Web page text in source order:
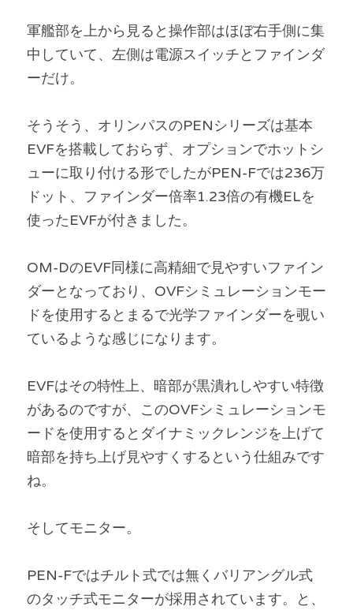
軍艦部を上から見ると操作部はほぼ右手側に集
中していて、左側は電源スイッチとファインダ
ーだけ。
そうそう、オリンパスのPENシリーズは基本
EVFを搭載しておらず、オプションでホットシ
ューに取り付ける形でしたがPEN-Fでは236万
ドット、ファインダー倍率1.23倍の有機ELを
使ったEVFが付きました。
OM-DのEVF同様に高精細で見やすいファイン
ダーとなっており、OVFシミュレーションモー
ドを使用するとまるで光学ファインダーを覗い
ているような感じになります。
EVFはその特性上、暗部が黒潰れしやすい特徴
があるのですが、このOVFシミュレーションモ
ードを使用するとダイナミックレンジを上げて
暗部を持ち上げ見やすくするという仕組みです
ね。
そしてモニター。
PEN-Fではチルト式では無くバリアングル式
のタッチ式モニターが採用されています。と、